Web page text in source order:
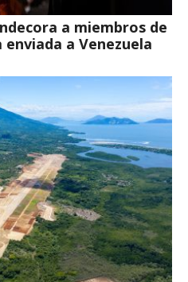
a miembros de
a Venezuela